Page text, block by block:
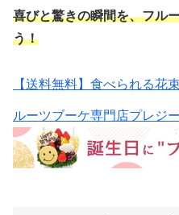
喜びと驚きの瞬間を、フル
う！
【送料無料】食べられる花
ルーツブーケ専門店プレジー